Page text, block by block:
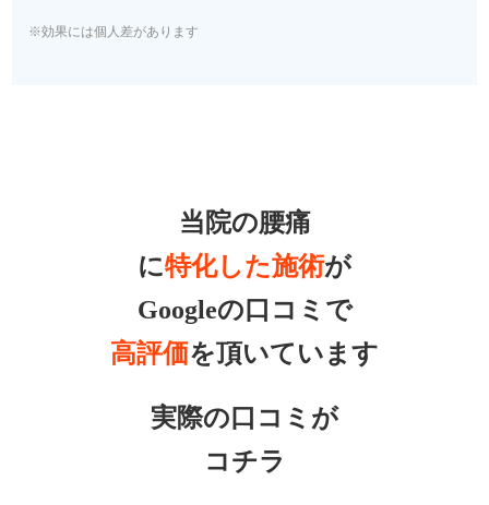
※効果には個人差があります
当院の腰痛
に特化した施術が
Googleの口コミで
高評価を頂いています
実際の口コミが
コチラ